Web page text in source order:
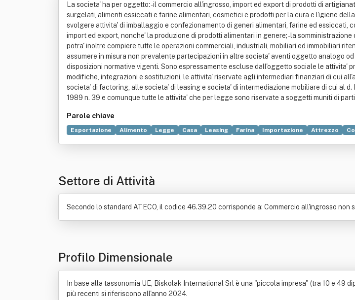
La societa' ha per oggetto: - il commercio all'ingrosso, import ed export di prodotti di
surgelati, alimenti essiccati e farine alimentari, cosmetici e prodotti per la cura e l'igiene
svolgere attivita' di imballaggio e confezionamento di generi alimentari, farine ed essiccati,
import ed export, nonche' la produzione di prodotti alimentari in genere; - la
potra' inoltre compiere tutte le operazioni commerciali, industriali, mobiliari ed immobiliari
assumere in misura non prevalente partecipazioni in altre societa' aventi oggetto analogo
disposizioni normative vigenti. Sono espressamente escluse dall'oggetto sociale le attivita'
modifiche, integrazioni e sostituzioni, le attivita' riservate agli intermediari finanziari di cui
societa' di factoring, alle societa' di leasing e societa' di intermediazione mobiliare di cui al
1989 n. 39 e comunque tutte le attivita' che per legge sono riservate a soggetti muniti di
Parole chiave
Esportazione Alimento Legge Casa Leasing Farina Importazione Attrezzo
Settore di Attività
Secondo lo standard ATECO, il codice 46.39.20 corrisponde a: Commercio all'ingrosso
Profilo Dimensionale
In base alla tassonomia UE, Biskolak International Srl è una "piccola impresa" (tra 10 e 49
più recenti si riferiscono all'anno 2024.